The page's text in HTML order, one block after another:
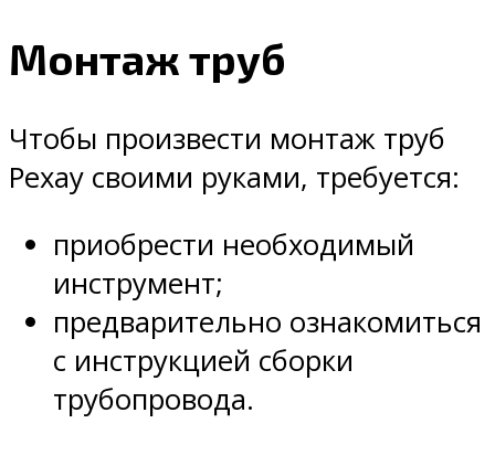
Монтаж труб
Чтобы произвести монтаж труб
Рехау своими руками, требуется:
приобрести необходимый
инструмент;
предварительно ознакомиться
с инструкцией сборки
трубопровода.